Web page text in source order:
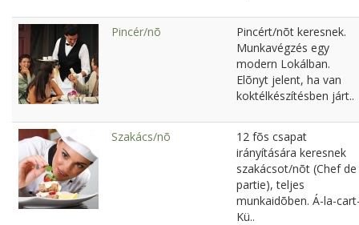
Pincér/nõ
Pincért/nõt keresnek.
Munkavégzés egy
modern Lokálban.
Elõnyt jelent, ha van
koktélkészítésben járt..
Szakács/nõ
12 fõs csapat
irányítására keresnek
szakácsot/nõt (Chef de
partie), teljes
munkaidõben. Á-la-
Kü..